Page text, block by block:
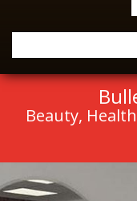
Beauty,